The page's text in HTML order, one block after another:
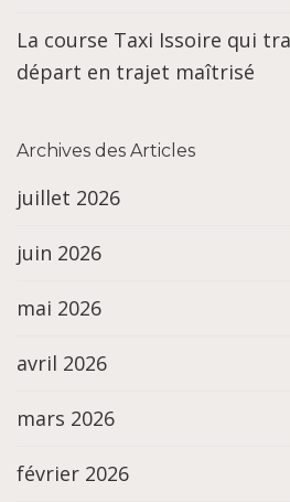
La course Taxi Issoire qui
départ en trajet maîtrisé
Archives des Articles
juillet 2026
juin 2026
mai 2026
avril 2026
mars 2026
février 2026